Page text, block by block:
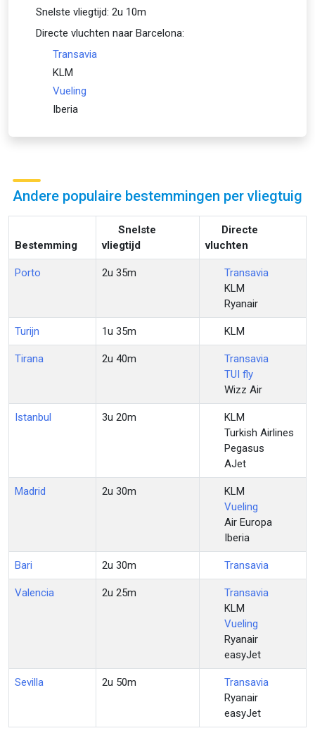
Snelste vliegtijd: 2u 10m
Directe vluchten naar Barcelona:
Transavia
KLM
Vueling
Iberia
Andere populaire bestemmingen per vliegtuig
Bestemming
Snelste
vliegtijd
Directe
vluchten
Porto 2u 35m
Transavia
KLM
Ryanair
Turijn 1u 35m KLM
Tirana 2u 40m
Transavia
TUI fly
Wizz Air
Istanbul 3u 20m
KLM
Turkish Airlines
Pegasus
AJet
Madrid 2u 30m
KLM
Vueling
Air Europa
Iberia
Bari 2u 30m Transavia
Valencia 2u 25m
Transavia
KLM
Vueling
Ryanair
easyJet
Sevilla 2u 50m
Transavia
Ryanair
easyJet